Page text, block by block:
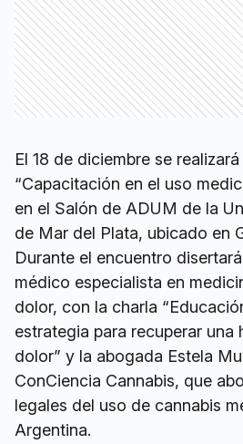
El 18 de diciembre se
“Capacitación en el uso
en el Salón de ADUM de la
de Mar del Plata, ubicado en
Durante el encuentro
médico especialista en
dolor, con la charla
estrategia para recuperar una
dolor” y la abogada Estela
ConCiencia Cannabis, que
legales del uso de cannabis
Argentina.